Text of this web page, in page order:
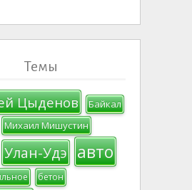
Темы
Цыденов Байкал
Михаил Мишустин
Улан-Удэ авто
бетон